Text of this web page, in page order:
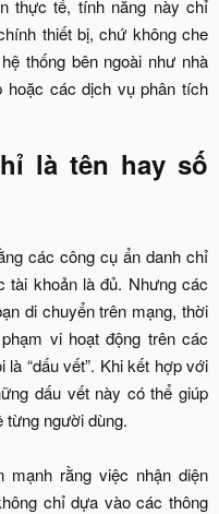
thực tế, tính năng này chỉ
thiết bị, chứ không che
thống bên ngoài như nhà
hoặc các dịch vụ phân tích
là tên hay số
các công cụ ẩn danh chỉ
tài khoản là đủ. Nhưng các
di chuyển trên mạng, thời
vi hoạt động trên các
“dấu vết”. Khi kết hợp với
dấu vết này có thể giúp
từng người dùng.
mạnh rằng việc nhận diện
chỉ dựa vào các thông